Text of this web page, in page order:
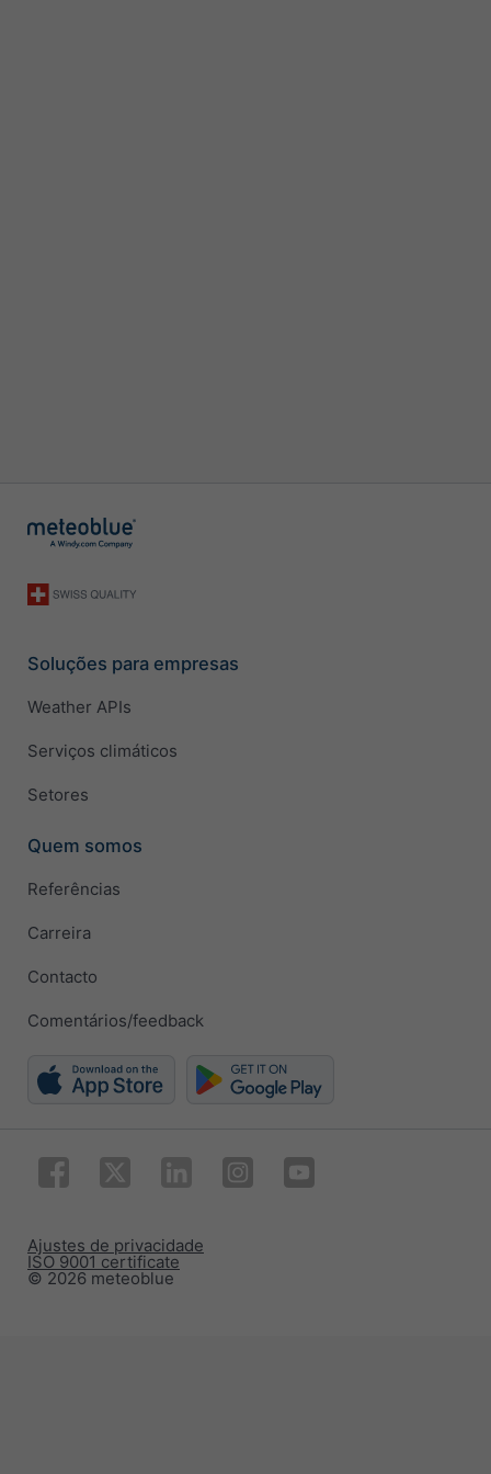
Soluções para empresas
Weather APIs
Serviços climáticos
Setores
Quem somos
Referências
Carreira
Contacto
Comentários/feedback
© 2026 meteoblue
ISO 9001 certificate
Ajustes de privacidade